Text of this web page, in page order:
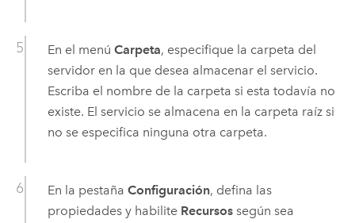
En el menú Carpeta, especifique la carpeta del
servidor en la que desea almacenar el servicio.
Escriba el nombre de la carpeta si esta todavía no
existe. El servicio se almacena en la carpeta raíz si
no se especifica ninguna otra carpeta.
En la pestaña Configuración, defina las
propiedades y habilite Recursossegún sea